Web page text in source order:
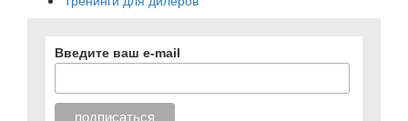
Введите ваш e-mail